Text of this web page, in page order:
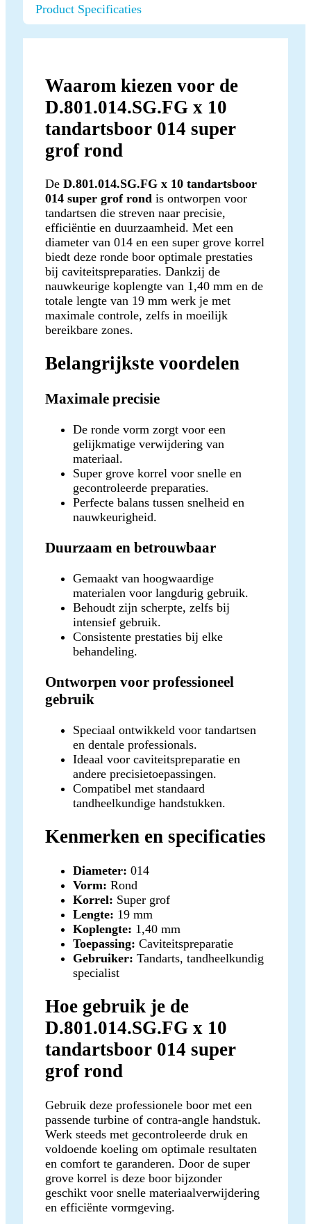
Product Specificaties
Waarom kiezen voor de
D.801.014.SG.FG x 10
tandartsboor 014 super
grof rond
De D.801.014.SG.FG x 10 tandartsboor
014 super grof rond is ontworpen voor
tandartsen die streven naar precisie,
efficiëntie en duurzaamheid. Met een
diameter van 014 en een super grove korrel
biedt deze ronde boor optimale prestaties
bij caviteitspreparaties. Dankzij de
nauwkeurige koplengte van 1,40 mm en de
totale lengte van 19 mm werk je met
maximale controle, zelfs in moeilijk
bereikbare zones.
Belangrijkste voordelen
Maximale precisie
De ronde vorm zorgt voor een
gelijkmatige verwijdering van
materiaal.
Super grove korrel voor snelle en
gecontroleerde preparaties.
Perfecte balans tussen snelheid en
nauwkeurigheid.
Duurzaam en betrouwbaar
Gemaakt van hoogwaardige
materialen voor langdurig gebruik.
Behoudt zijn scherpte, zelfs bij
intensief gebruik.
Consistente prestaties bij elke
behandeling.
Ontworpen voor professioneel
gebruik
Speciaal ontwikkeld voor tandartsen
en dentale professionals.
Ideaal voor caviteitspreparatie en
andere precisietoepassingen.
Compatibel met standaard
tandheelkundige handstukken.
Kenmerken en specificaties
Diameter: 014
Vorm: Rond
Korrel: Super grof
Lengte: 19 mm
Koplengte: 1,40 mm
Toepassing: Caviteitspreparatie
Gebruiker: Tandarts, tandheelkundig
specialist
Hoe gebruik je de
D.801.014.SG.FG x 10
tandartsboor 014 super
grof rond
Gebruik deze professionele boor met een
passende turbine of contra-angle handstuk.
Werk steeds met gecontroleerde druk en
voldoende koeling om optimale resultaten
en comfort te garanderen. Door de super
grove korrel is deze boor bijzonder
geschikt voor snelle materiaalverwijdering
en efficiënte vormgeving.